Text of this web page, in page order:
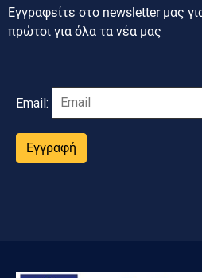
Εγγραφείτε στο newsletter μας
πρώτοι για όλα τα νέα μας
Email:
Εγγραφή